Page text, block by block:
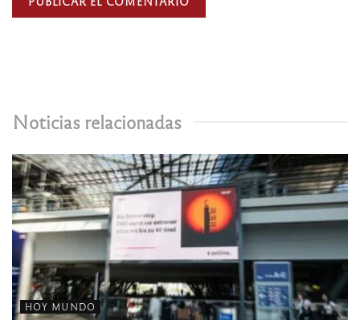
Noticias relacionadas
HOY MUNDO